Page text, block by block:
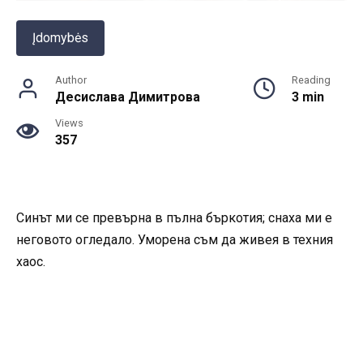
Įdomybės
Author
Десислава Димитрова
Reading
3 min
Views
357
Синът ми се превърна в пълна бъркотия; снаха ми е
неговото огледало. Уморена съм да живея в техния
хаос.